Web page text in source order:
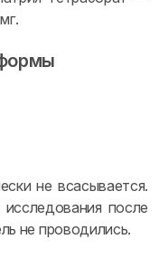
не всасывается.
после
не проводились.